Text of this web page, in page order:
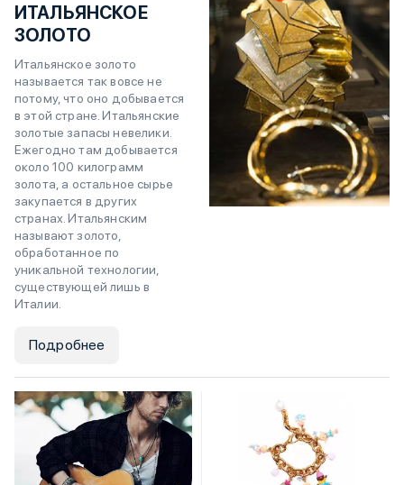
ИТАЛЬЯНСКОЕ
ЗОЛОТО
Итальянское золото
называется так вовсе не
потому, что оно добывается
в этой стране. Итальянские
золотые запасы невелики.
Ежегодно там добывается
около 100 килограмм
золота, а остальное сырье
закупается в других
странах. Итальянским
называют золото,
обработанное по
уникальной технологии,
существующей лишь в
Италии.
Подробнее